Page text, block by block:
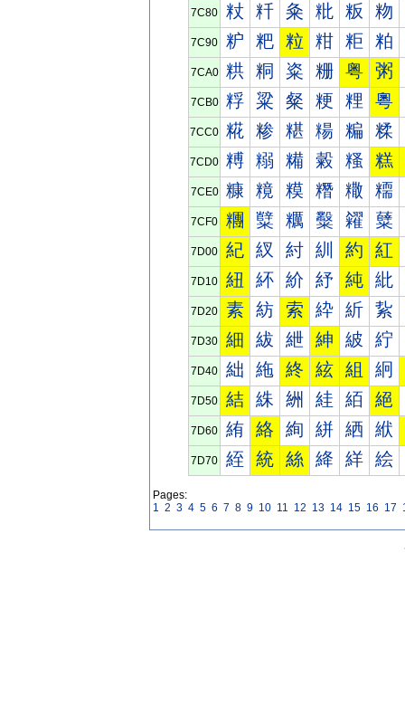
7C80 粀 粁 粂 粃 粄 粅
7C90 粐 粑 粒 粓 粔 粕
7CA0 粠 粡 粢 粣 粤 粥
7CB0 粰 粱 粲 粳 粴 粵
7CC0 糀 糁 糂 糃 糄 糅
7CD0 糐 糑 糒 糓 糔 糕
7CE0 糠 糡 糢 糣 糤 糥
7CF0 糰 糱 糲 糳 糴 糵
7D00 紀 紁 紂 紃 約 紅
7D10 紐 紑 紒 紓 純 紕
7D20 素 紡 索 紣 紤 紥
7D30 細 紱 紲 紳 紴 紵
7D40 絀 絁 終 絃 組 絅
7D50 結 絑 絒 絓 絔 絕
7D60 絠 絡 絢 絣 絤 絥
7D70 絰 統 絲 絳 絴 絵
Pages:
1 2 3 4 5 6 7 8 9 10 11 12 13 14 15 16 17